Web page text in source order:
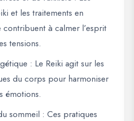
et les traitements en
contribuent à calmer l’esprit
tensions.
: Le Reiki agit sur les
du corps pour harmoniser
émotions.
sommeil : Ces pratiques